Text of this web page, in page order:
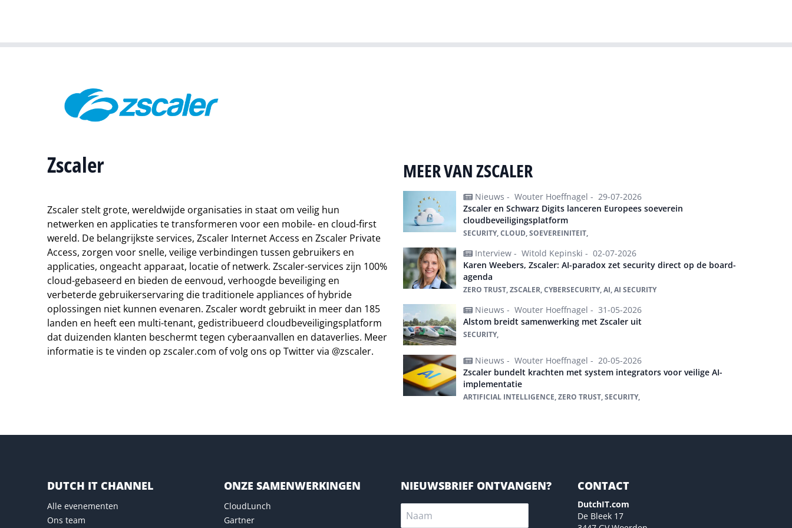
Zscaler
Zscaler stelt grote, wereldwijde organisaties in staat om veilig hun
netwerken en applicaties te transformeren voor een mobile- en cloud-first
wereld. De belangrijkste services, Zscaler Internet Access en Zscaler Private
Access, zorgen voor snelle, veilige verbindingen tussen gebruikers en
applicaties, ongeacht apparaat, locatie of netwerk. Zscaler-services zijn 100%
cloud-gebaseerd en bieden de eenvoud, verhoogde beveiliging en
verbeterde gebruikerservaring die traditionele appliances of hybride
oplossingen niet kunnen evenaren. Zscaler wordt gebruikt in meer dan 185
landen en heeft een multi-tenant, gedistribueerd cloudbeveiligingsplatform
dat duizenden klanten beschermt tegen cyberaanvallen en dataverlies. Meer
informatie is te vinden op zscaler.com of volg ons op Twitter via @zscaler.
MEER VAN ZSCALER
Nieuws - Wouter Hoeffnagel - 29-07-2026
Zscaler en Schwarz Digits lanceren Europees soeverein
cloudbeveiligingsplatform
SECURITY, CLOUD, SOEVEREINITEIT,
Interview - Witold Kepinski - 02-07-2026
Karen Weebers, Zscaler: AI-paradox zet security direct op de board-
agenda
ZERO TRUST, ZSCALER, CYBERSECURITY, AI, AI SECURITY
Nieuws - Wouter Hoeffnagel - 31-05-2026
Alstom breidt samenwerking met Zscaler uit
SECURITY,
Nieuws - Wouter Hoeffnagel - 20-05-2026
Zscaler bundelt krachten met system integrators voor veilige AI-
implementatie
ARTIFICIAL INTELLIGENCE, ZERO TRUST, SECURITY,
DUTCH IT CHANNEL
Alle evenementen
Ons team
ONZE SAMENWERKINGEN
CloudLunch
Gartner
NIEUWSBRIEF ONTVANGEN? CONTACT
DutchIT.com
De Bleek 17